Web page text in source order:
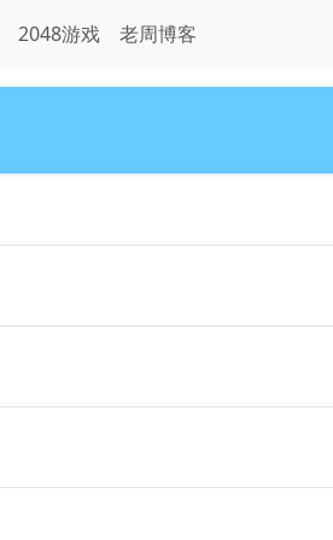
2048游戏 老周博客